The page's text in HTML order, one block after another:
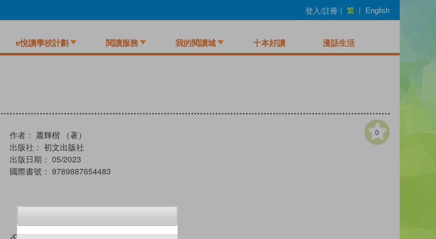
登入/註冊 | 繁 | English
e悅讀學校計劃 閱讀服務 我的閱讀城 十本好讀 漫話生活
0
作者： 蕭輝楷 （著）
出版社： 初文出版社
出版日期： 05/2023
國際書號： 9789887654483
試閲 加入閱讀紀錄